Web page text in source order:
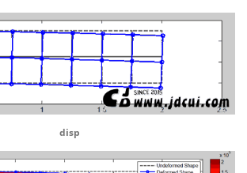
disp